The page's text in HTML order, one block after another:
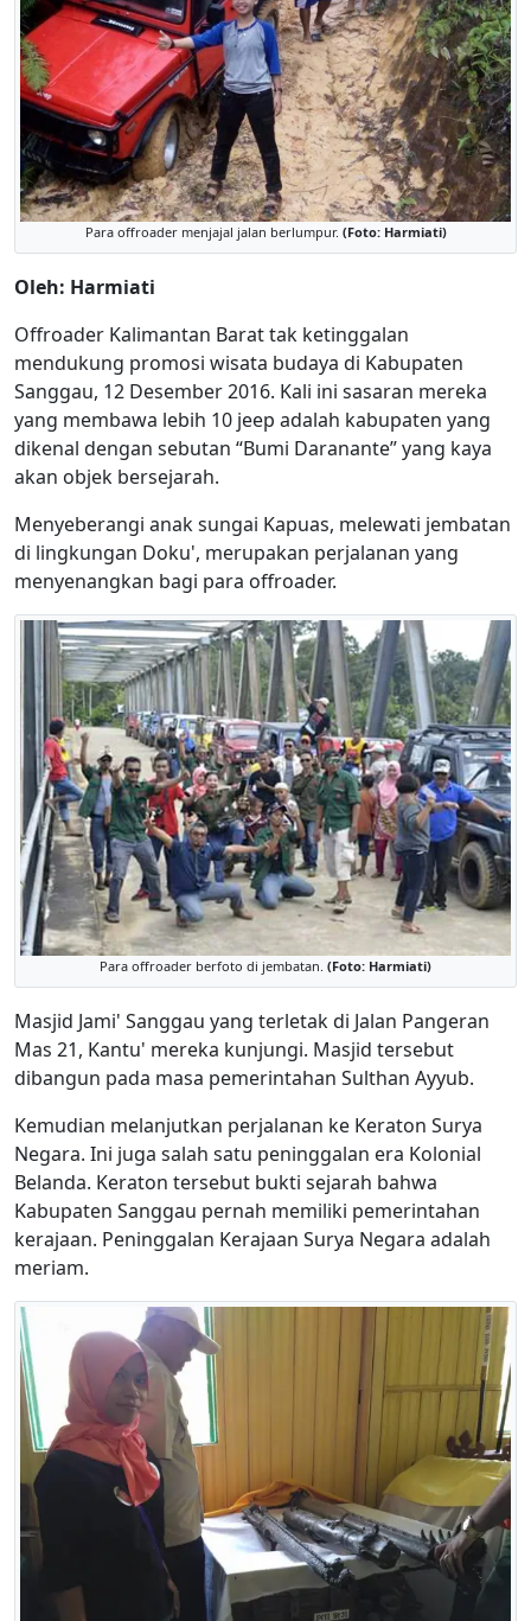
Para offroader menjajal jalan berlumpur. (Foto: Harmiati)
Oleh: Harmiati
Offroader Kalimantan Barat tak ketinggalan
mendukung promosi wisata budaya di Kabupaten
Sanggau, 12 Desember 2016. Kali ini sasaran mereka
yang membawa lebih 10 jeep adalah kabupaten yang
dikenal dengan sebutan “Bumi Daranante” yang kaya
akan objek bersejarah.
Menyeberangi anak sungai Kapuas, melewati jembatan
di lingkungan Doku', merupakan perjalanan yang
menyenangkan bagi para offroader.
Para offroader berfoto di jembatan. (Foto: Harmiati)
Masjid Jami' Sanggau yang terletak di Jalan Pangeran
Mas 21, Kantu' mereka kunjungi. Masjid tersebut
dibangun pada masa pemerintahan Sulthan Ayyub.
Kemudian melanjutkan perjalanan ke Keraton Surya
Negara. Ini juga salah satu peninggalan era Kolonial
Belanda. Keraton tersebut bukti sejarah bahwa
Kabupaten Sanggau pernah memiliki pemerintahan
kerajaan. Peninggalan Kerajaan Surya Negara adalah
meriam.